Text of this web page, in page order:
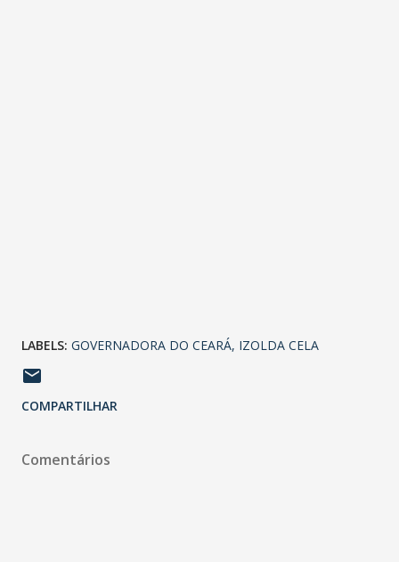
LABELS: GOVERNADORA DO CEARÁ IZOLDA CELA
COMPARTILHAR
Comentários